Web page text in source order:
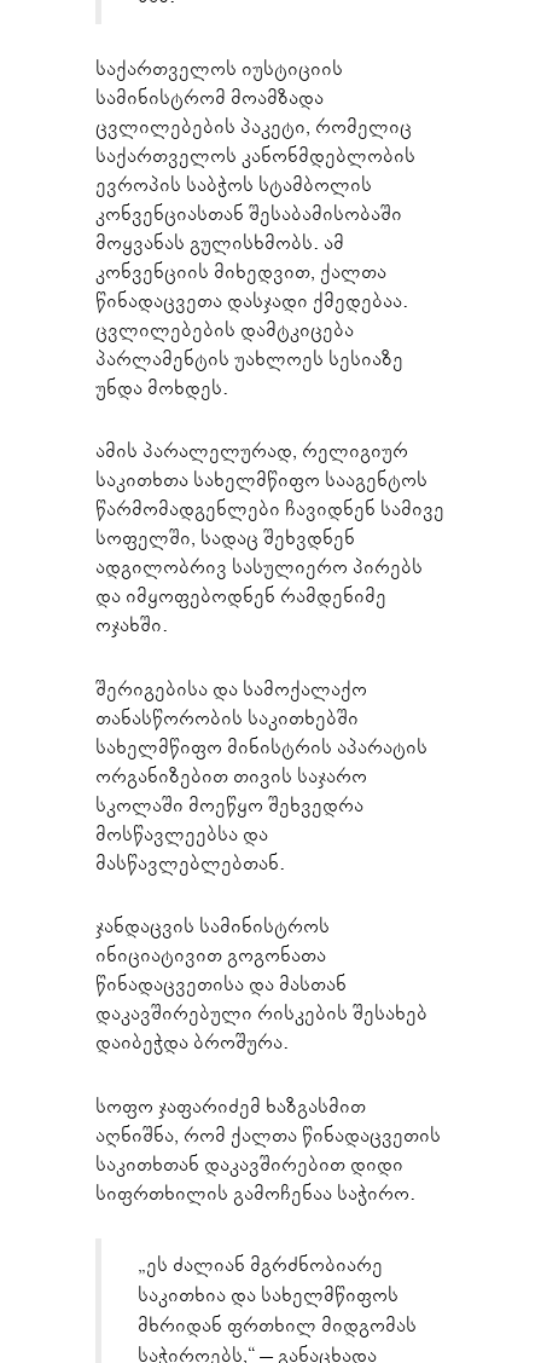
საქართველოს იუსტიციის
სამინისტრომ მოამზადა
ცვლილებების პაკეტი, რომელიც
საქართველოს კანონმდებლობის
ევროპის საბჭოს სტამბოლის
კონვენციასთან შესაბამისობაში
მოყვანას გულისხმობს. ამ
კონვენციის მიხედვით, ქალთა
წინადაცვეთა დასჯადი ქმედებაა.
ცვლილებების დამტკიცება
პარლამენტის უახლოეს სესიაზე
უნდა მოხდეს.
ამის პარალელურად, რელიგიურ
საკითხთა სახელმწიფო სააგენტოს
წარმომადგენლები ჩავიდნენ სამივე
სოფელში, სადაც შეხვდნენ
ადგილობრივ სასულიერო პირებს
და იმყოფებოდნენ რამდენიმე
ოჯახში.
შერიგებისა და სამოქალაქო
თანასწორობის საკითხებში
სახელმწიფო მინისტრის აპარატის
ორგანიზებით თივის საჯარო
სკოლაში მოეწყო შეხვედრა
მოსწავლეებსა და
მასწავლებლებთან.
ჯანდაცვის სამინისტროს
ინიციატივით გოგონათა
წინადაცვეთისა და მასთან
დაკავშირებული რისკების შესახებ
დაიბეჭდა ბროშურა.
სოფო ჯაფარიძემ ხაზგასმით
აღნიშნა, რომ ქალთა წინადაცვეთის
საკითხთან დაკავშირებით დიდი
სიფრთხილის გამოჩენაა საჭირო.
„ეს ძალიან მგრძნობიარე
საკითხია და სახელმწიფოს
მხრიდან ფრთხილ მიდგომას
საჭიროებს,“ – განაცხადა